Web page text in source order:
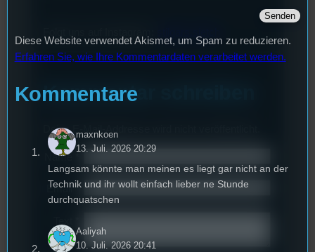
Kommentar schreiben
Deine E-Mail-Addresse wird nicht veröffentlicht.
Name
Email*
Diese Website verwendet Akismet, um Spam zu reduzieren.
Erfahren Sie, wie Ihre Kommentardaten verarbeitet werden.
Kommentare
maxnkoen
13. Juli. 2026 20:29
Langsam könnte man meinen es liegt gar nicht an der
Technik und ihr wollt einfach lieber ne Stunde
durchquatschen
Aaliyah
10. Juli. 2026 20:41